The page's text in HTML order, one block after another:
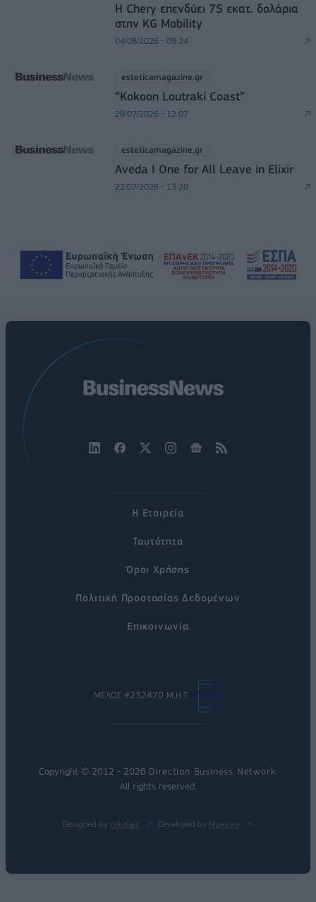
Η Chery επενδύει 75 εκατ. δολάρια
στην KG Mobility
04/08/2026 - 09:24
esteticamagazine.gr
“Kokoon Loutraki Coast”
28/07/2026 - 12:07
esteticamagazine.gr
Aveda I One for All Leave in Elixir
22/07/2026 - 13:20
Η Εταιρεία
Ταυτότητα
Όροι Χρήσης
Πολιτική Προστασίας Δεδομένων
Επικοινωνία
ΜΕΛΟΣ #232470 Μ.Η.Τ.
Copyright © 2012 - 2026 Direction Business Network
All rights reserved.
Designed by nikolas Developed by Nuevvo